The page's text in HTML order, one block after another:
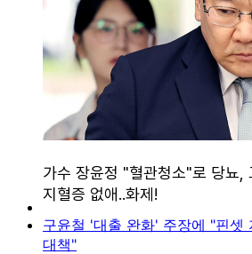
구윤철 '대출 완화' 주장에 "핀셋
대책"